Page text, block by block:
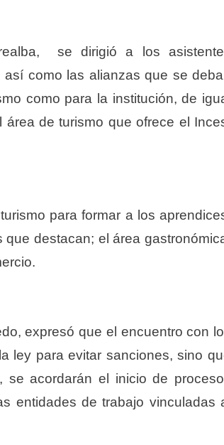
se dirigió a los
como las alianzas que se
como para la institución, de
de turismo que ofrece el
para formar a los
destacan; el área
expresó que el encuentro con
ley para evitar sanciones, sino
acordarán el inicio de
entidades de trabajo vinculadas